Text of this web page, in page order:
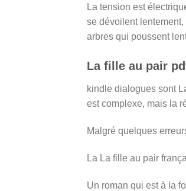
La tension est
se dévoilent
arbres qui poussent
La fille au pair
kindle dialogues sont
est complexe, mais la
Malgré quelques
La La fille au pair
Un roman qui est à la